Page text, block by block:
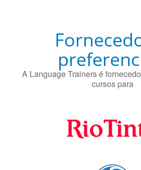
A Language Trainers é
cursos para